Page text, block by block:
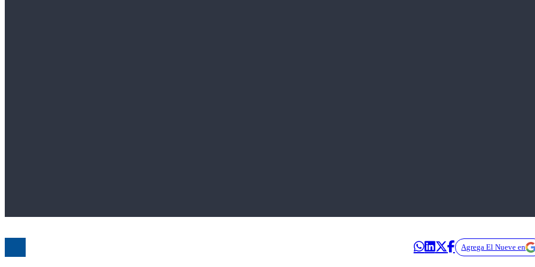
Agrega El Nueve en